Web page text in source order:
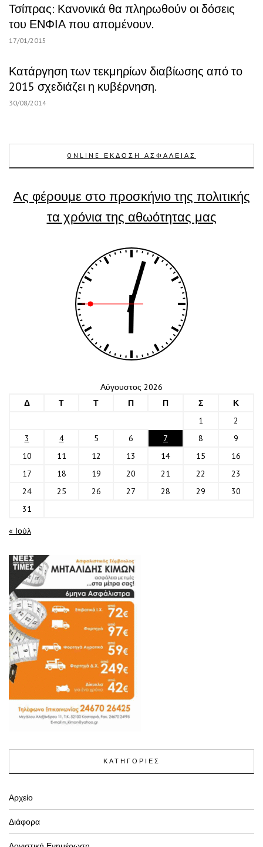
Τσίπρας: Κανονικά θα πληρωθούν οι δόσεις
του ΕΝΦΙΑ που απομένουν.
17/01/2015
Κατάργηση των τεκμηρίων διαβίωσης από το
2015 σχεδιάζει η κυβέρνηση.
30/08/2014
ONLINE ΕΚΔΟΣΗ ΑΣΦΑΛΕΙΑΣ
Ας φέρουμε στο προσκήνιο της πολιτικής
τα χρόνια της αθωότητας μας
Αύγουστος 2026
Δ
Τ Τ Π Π Σ
Κ
1
2
3
4 5 6 7 8
9
10
11 12 13 14 15
16
17
18 19 20 21 22
23
24
25 26 27 28 29
30
31
« Ιούλ
ΚΑΤΗΓΟΡΙΕΣ
Αρχείο
Διάφορα